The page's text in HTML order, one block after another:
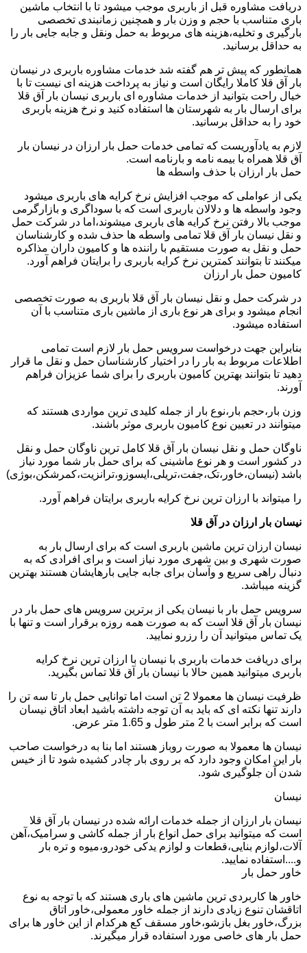
دریافت مشاوره قبل از باربری موجب میشود تا با انتخاب ماشین
باری متناسب با حجم و وزن بار و همچنین زمانبندی تخصصی
بارگیری و تخلیه،هزینه های مربوط به حمل ونقل و جابه جایی بار را
به حداقل برسانید.
همانطور که پیش تر هم گفته شد خدمات مشاوره باربری در نیسان
بار آق قلا کاملا رایگان است و نیاز به پرداخت هزینه ای نیست تا با
خیال راحت بتوانید از خدمات مشاوره ای باربری نیسان بار آق قلا
برای ارسال بار به شهرستان ها استفاده کنید و نرخ هزینه باربری
خود را به حداقل برسانید.
لازم به یادآوریست که تمامی خدمات حمل بار ارزان در نیسان بار
آق قلا همراه با بیمه نامه و بارنامه است.
حمل بار ارزان با حذف واسطه ها
یکی از عواملی که موجب افزایش نرخ کرایه های باربری میشود
وجود واسطه ها و دلالان باربری است که با سوداگری و بازارگرمی
موجب بالا رفتن نرخ کرایه های باربری میشوند،اما در شرکت حمل
و نقل نیسان بار آق قلا تمامی واسطه ها حذف شده و کارشناسان
حمل و نقل به صورت مستقیم با راننده ها و کامیون داران مذاکره
میکنند تا بتوانند کمترین نرخ کرایه باربری را برایتان فراهم آورد.
کامیون حمل بار ارزان
در شرکت حمل و نقل نیسان بار آق قلا باربری به صورت تخصصی
انجام میشود و برای هر نوع باری از ماشین باری متناسب با آن
استفاده میشود.
بنابراین جهت درخواست سرویس حمل بار لازم است تمامی
اطلاعات مربوط به بار را در اختیار کارشناسان حمل و نقل ما قرار
دهید تا بتوانند بهترین کامیون باربری را برای شما عزیزان فراهم
آورند.
وزن بار،حجم بار،نوع بار از جمله کلیدی ترین مواردی هستند که
میتوانند در تعیین نوع کامیون باربری موثر باشند.
ناوگان حمل و نقل نیسان بار آق قلا کامل ترین ناوگان حمل و نقل
در کشور است و هر نوع ماشینی که برای حمل بار شما مورد نیاز
باشد (نیسان،خاور،تک،جفت،تریلی،ایسوزو،ترانزیت،کمرشکن،بوژی)
را میتواند با ارزان ترین نرخ کرایه باربری برایتان فراهم آورد.
نیسان بار ارزان در آق قلا
نیسان ارزان ترین ماشین باربری است که برای ارسال بار به
صورت شهری و بین شهری مورد نیاز است و برای افرادی که به
دنبال راهی سریع و وآسان برای جابه جایی بارهایشان هستند بهترین
گزینه میباشد.
سرویس حمل بار با نیسان یکی از برترین سرویس های حمل بار در
نیسان بار آق قلا است که به صورت همه روزه برقرار است و تنها با
یک تماس میتوانید آن را رزرو نمایید.
برای دریافت خدمات باربری با نیسان با ارزان ترین نرخ کرایه
باربری میتوانید همین حالا با نیسان بار آق قلا تماس بگیرید.
ظرفیت نیسان ها معمولا 2 تن است اما توانایی حمل بار تا سه تن را
دارند تنها نکته ای که باید به آن توجه داشته باشید ابعاد اتاق نیسان
است که برابر است با 2 متر طول و 1.65 متر عرض.
نیسان ها معمولا به صورت روباز هستند اما بنا به درخواست صاحب
بار این امکان وجود دارد که بر روی بار چادر کشیده شود تا از خیس
شدن آن جلوگیری شود.
نیسان
نیسان بار ارزان از جمله خدمات ارائه شده در نیسان بار آق قلا
است که میتوانید برای حمل انواع بار از جمله کاشی و سرامیک،آهن
آلات،لوازم بنایی،قطعات و لوازم یدکی خودرو،میوه و تره بار
و....استفاده نمایید.
خاور حمل بار
خاور ها کاربردی ترین ماشین های باری هستند که با توجه به نوع
اتاقشان تنوع زیادی دارند از جمله خاور معمولی،خاور اتاق
بزرگ،خاور بغل بازشو،خاور مسقف کع هرکدام از این خاور ها برای
حمل بار های خاصی مورد استفاده قرار میگیرند.